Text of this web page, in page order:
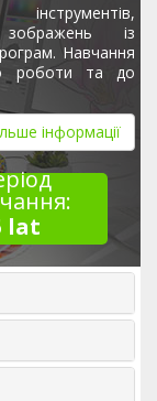
із
Навчання
роботи та до
інформації
lat